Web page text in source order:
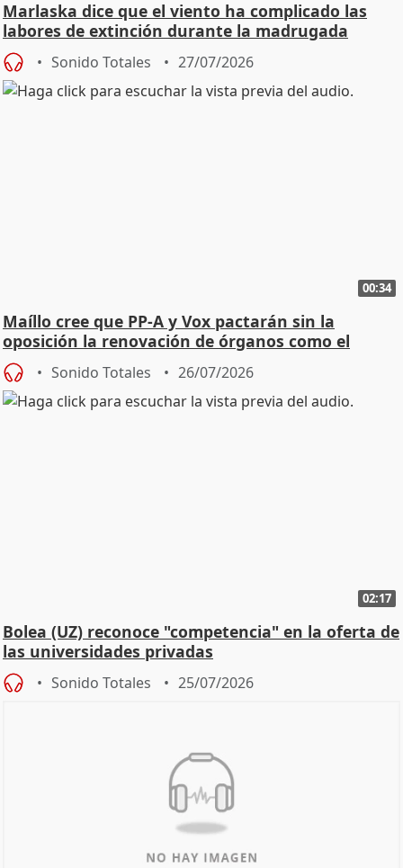
Marlaska dice que el viento ha complicado las
labores de extinción durante la madrugada
Sonido Totales 27/07/2026
00:34
Maíllo cree que PP-A y Vox pactarán sin la
oposición la renovación de órganos como el
Defensor
Sonido Totales 26/07/2026
02:17
Bolea (UZ) reconoce "competencia" en la oferta de
las universidades privadas
Sonido Totales 25/07/2026